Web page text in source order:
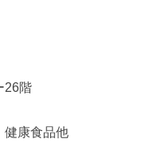
階
康食品他